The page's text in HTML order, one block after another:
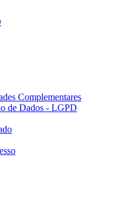
Complementares
de Dados - LGPD